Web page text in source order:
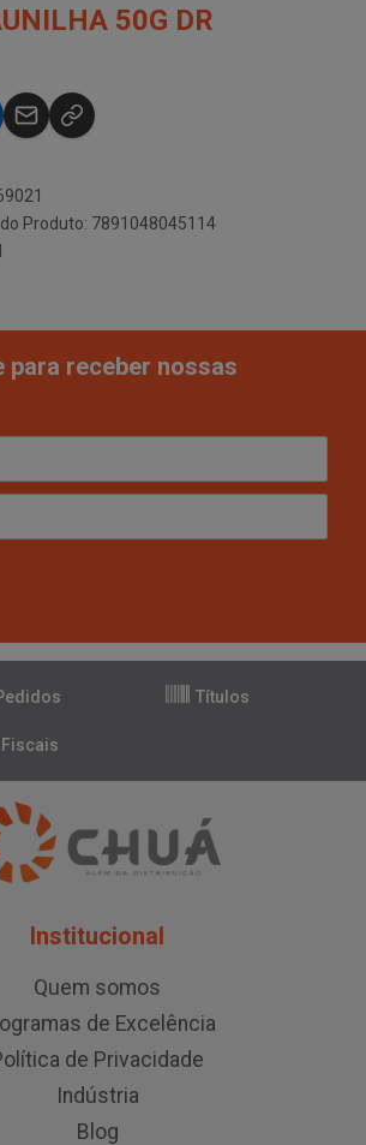
50G DR
Produto: 7891048045114
para receber nossas
Títulos
Fiscais
Institucional
Quem somos
de Excelência
de Privacidade
Indústria
Blog